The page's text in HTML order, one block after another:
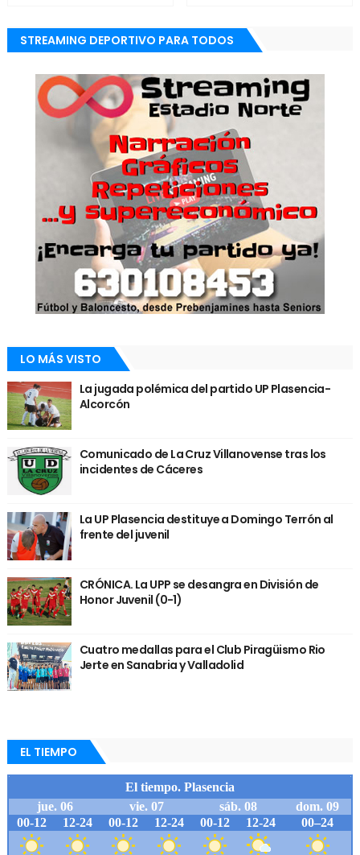
STREAMING DEPORTIVO PARA TODOS
LO MÁS VISTO
La jugada polémica del partido UP Plasencia-
Alcorcón
Comunicado de La Cruz Villanovense tras los
incidentes de Cáceres
La UP Plasencia destituye a Domingo Terrón al
frente del juvenil
CRÓNICA. La UPP se desangra en División de
Honor Juvenil (0-1)
Cuatro medallas para el Club Piragüismo Rio
Jerte en Sanabria y Valladolid
EL TIEMPO